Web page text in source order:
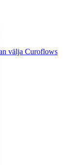
välja Curoflows